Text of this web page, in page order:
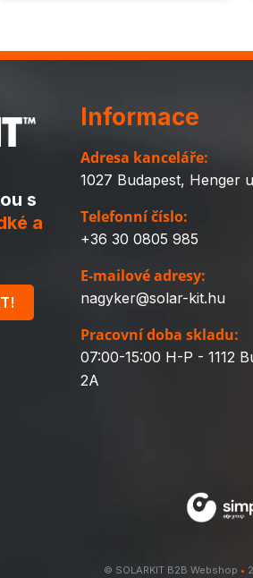
s
a
Informace
Adresa kanceláře:
1027 Budapest, Henger
Telefonní číslo:
+36 30 0805 985
E-mailové adresy:
nagyker@solar-kit.hu
Pracovní doba skladu:
07:00-15:00 H-P - 1112
2A
© SOLARKIT B2B Webshop •